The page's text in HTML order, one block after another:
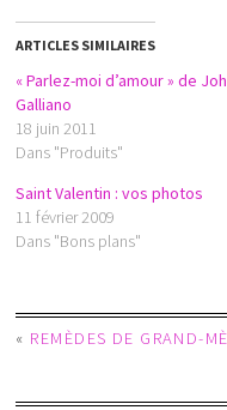
ARTICLES SIMILAIRES
« Parlez-moi d’amour » de
Galliano
18 juin 2011
Dans "Produits"
Saint Valentin : vos photos
11 février 2009
Dans "Bons plans"
« REMÈDES DE GRAND-